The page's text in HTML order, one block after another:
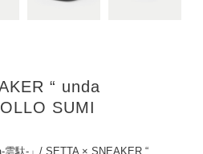
“ unda
SUMI
雲駄-」/ SETTA × SNEAKER “